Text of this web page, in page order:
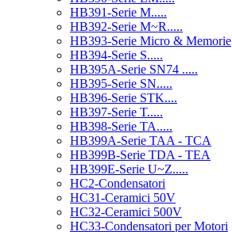
HB391-Serie M.....
HB392-Serie M~R.....
HB393-Serie Micro & Memorie
HB394-Serie S.....
HB395A-Serie SN74 .....
HB395-Serie SN.....
HB396-Serie STK....
HB397-Serie T.....
HB398-Serie TA.....
HB399A-Serie TAA - TCA
HB399B-Serie TDA - TEA
HB399E-Serie U~Z.....
HC2-Condensatori
HC31-Ceramici 50V
HC32-Ceramici 500V
HC33-Condensatori per Motori